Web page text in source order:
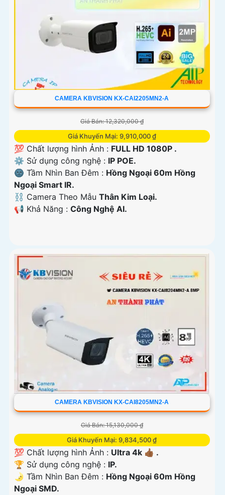
CAMERA KBVISION KX-CAI2205MN2-A
Giá Bán: 12,320,000 ₫
Giá Khuyến Mại: 9,910,000 ₫
💯 Chất lượng hình Ảnh : FULL HD 1080P .
⚙ Sử dụng công nghệ : IP POE.
🌚 Tầm Nhìn Ban Đêm : Hồng Ngoại 60m Hồng
Ngoại Smart IR.
⛓ Camera Theo Mẫu Thân Kim Loại.
️📢 Khả Năng : Công Nghệ AI.
CAMERA KBVISION KX-CAI8205MN2-A
Giá Bán: 15,130,000 ₫
Giá Khuyến Mại: 9,834,500 ₫
💯 Chất lượng hình Ảnh : Ultra 4k 👍🏾 .
🏆 Sử dụng công nghệ : IP.
🌛 Tầm Nhìn Ban Đêm : Hồng Ngoại 60m Hồng
Ngoại SMD.